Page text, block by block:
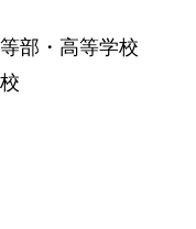
部・高等学校